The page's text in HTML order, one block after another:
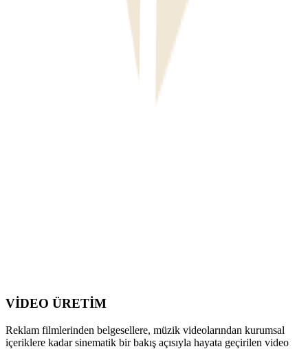
VİDEO ÜRETİM
Reklam filmlerinden belgesellere, müzik videolarından kurumsal
içeriklere kadar sinematik bir bakış açısıyla hayata geçirilen video